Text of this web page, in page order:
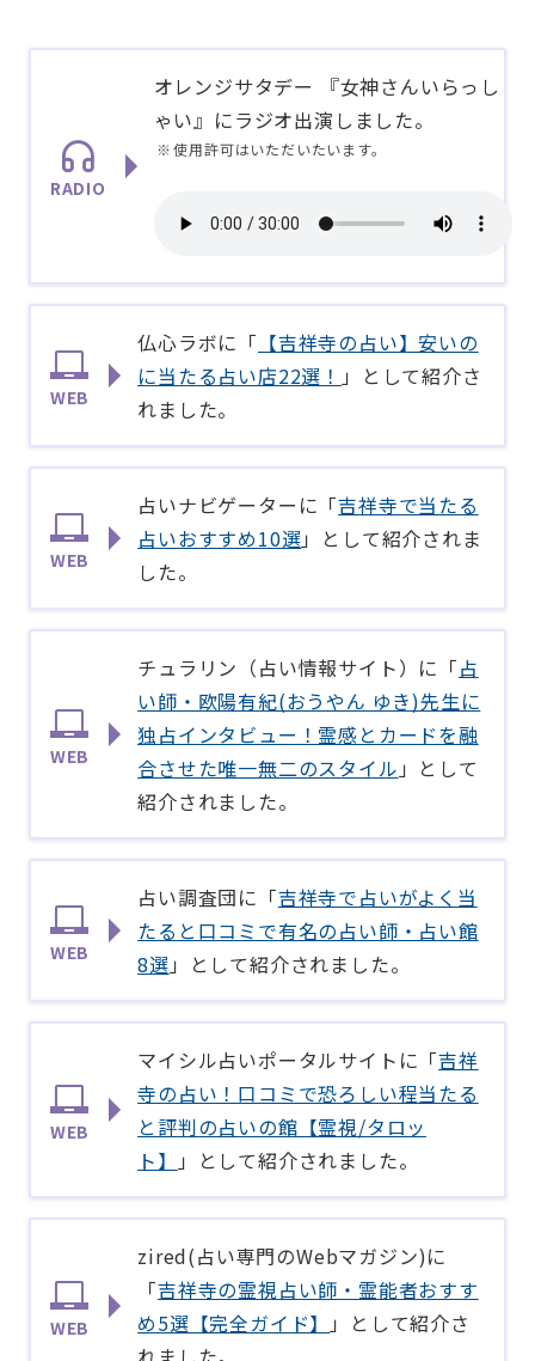
RADIO
オレンジサタデー 『女神さんいらっし
ゃい』にラジオ出演しました。
使用許可はいただいたいます。 ​
WEB
仏心ラボに「 【吉祥寺の占い】安いの
に当たる占い店22選！ 」として紹介さ
れました。
WEB
占いナビゲーターに「吉祥寺で当たる
占いおすすめ10選」として紹介されま
した。
WEB
チュラリン（占い情報サイト）に「占
い師・欧陽有紀(おうやん ゆき)先生に
独占インタビュー！霊感とカードを融
合させた唯一無二のスタイル 」として
紹介されました。
WEB
占い調査団に「吉祥寺で占いがよく当
たると口コミで有名の占い師・占い館
8選 」として紹介されました。
WEB
マイシル占いポータルサイトに「吉祥
寺の占い！口コミで恐ろしい程当たる
と評判の占いの館【霊視/タロッ
ト】
」として紹介されました。
WEB
zired(占い専門のWebマガジン)に
「吉祥寺の霊視占い師・霊能者おすす
め5選【完全ガイド】
」として紹介さ